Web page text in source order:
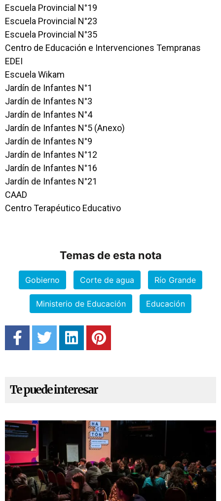
Escuela Provincial N°19
Escuela Provincial N°23
Escuela Provincial N°35
Centro de Educación e Intervenciones Tempranas
EDEI
Escuela Wikam
Jardín de Infantes N°1
Jardín de Infantes N°3
Jardín de Infantes N°4
Jardín de Infantes N°5 (Anexo)
Jardín de Infantes N°9
Jardín de Infantes N°12
Jardín de Infantes N°16
Jardín de Infantes N°21
CAAD
Centro Terapéutico Educativo
Temas de esta nota
Gobierno Corte de agua Río Grande
Ministerio de Educación Educación
Te puede interesar